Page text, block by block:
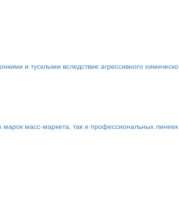
и тусклыми вследствие агрессивного
масс-маркета, так и профессиональных